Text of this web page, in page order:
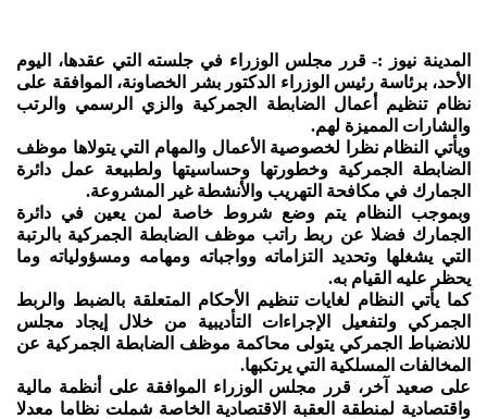
المدينة نيوز :- قرر مجلس الوزراء في جلسته التي عقدها، اليوم
الأحد، برئاسة رئيس الوزراء الدكتور بشر الخصاونة، الموافقة على
نظام تنظيم أعمال الضابطة الجمركية والزي الرسمي والرتب
والشارات المميزة لهم.
ويأتي النظام نظرا لخصوصية الأعمال والمهام التي يتولاها موظف
الضابطة الجمركية وخطورتها وحساسيتها ولطبيعة عمل دائرة
الجمارك في مكافحة التهريب والأنشطة غير المشروعة.
وبموجب النظام يتم وضع شروط خاصة لمن يعين في دائرة
الجمارك فضلا عن ربط راتب موظف الضابطة الجمركية بالرتبة
التي يشغلها وتحديد التزاماته وواجباته ومهامه ومسؤولياته وما
يحظر عليه القيام به.
كما يأتي النظام لغايات تنظيم الأحكام المتعلقة بالضبط والربط
الجمركي ولتفعيل الإجراءات التأديبية من خلال إيجاد مجلس
للانضباط الجمركي يتولى محاكمة موظف الضابطة الجمركية عن
المخالفات المسلكية التي يرتكبها.
على صعيد آخر، قرر مجلس الوزراء الموافقة على أنظمة مالية
واقتصادية لمنطقة العقبة الاقتصادية الخاصة شملت نظاما معدلا